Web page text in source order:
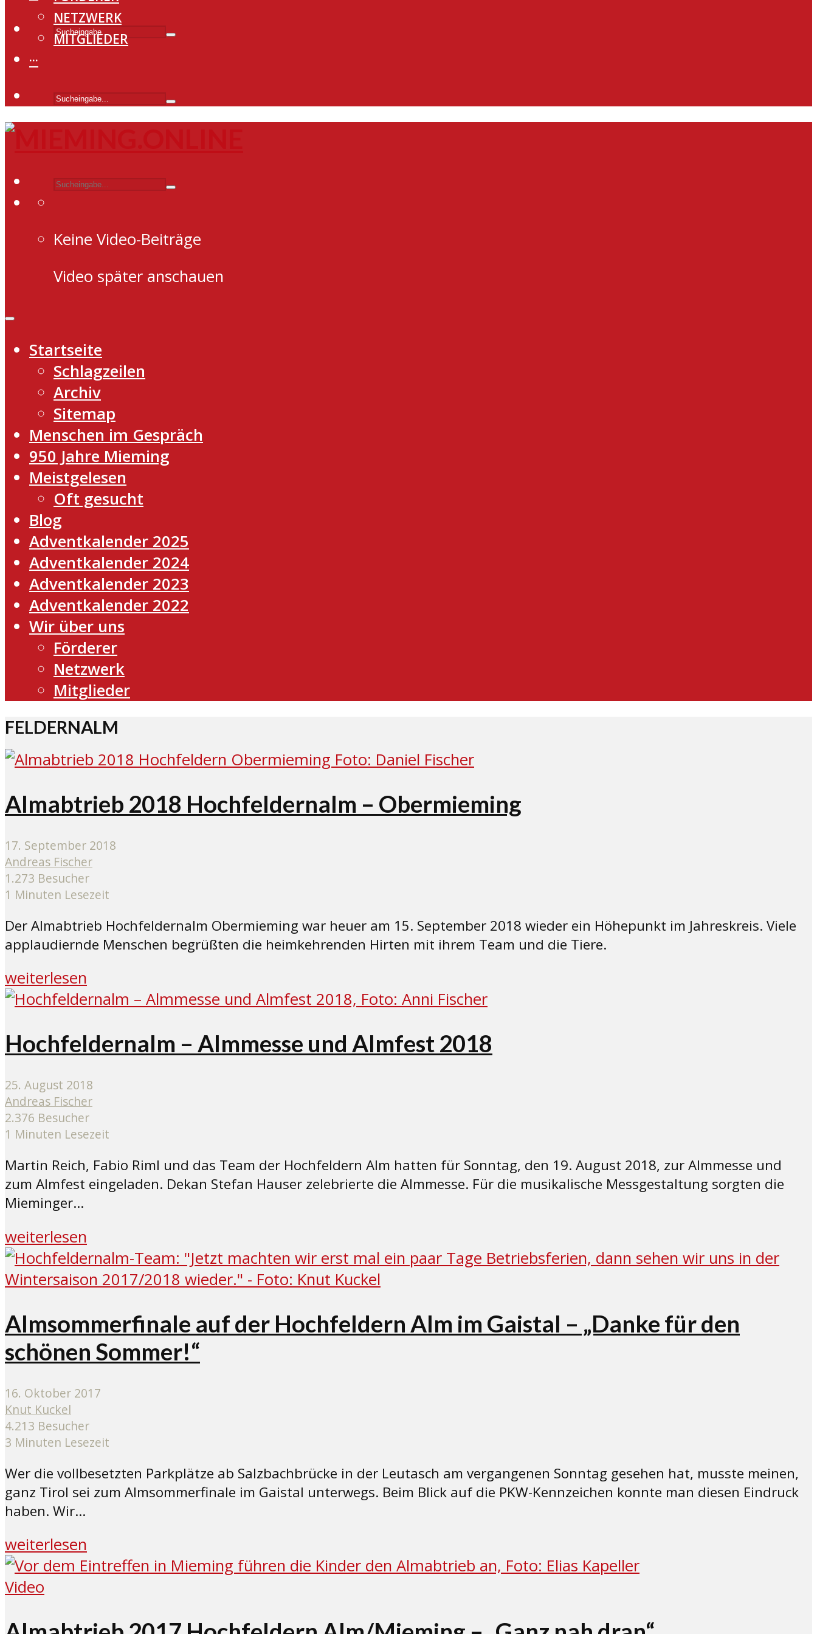
NETZWERK
MITGLIEDER
···
Keine Video-Beiträge
Video später anschauen
Startseite
Schlagzeilen
Archiv
Sitemap
Menschen im Gespräch
950 Jahre Mieming
Meistgelesen
Oft gesucht
Blog
Adventkalender 2025
Adventkalender 2024
Adventkalender 2023
Adventkalender 2022
Wir über uns
Förderer
Netzwerk
Mitglieder
FELDERNALM
Almabtrieb 2018 Hochfeldernalm – Obermieming
17. September 2018
Andreas Fischer
1.273 Besucher
1 Minuten Lesezeit
Der Almabtrieb Hochfeldernalm Obermieming war heuer am 15. September 2018 wieder ein Höhepunkt im Jahreskreis. Viele
applaudiernde Menschen begrüßten die heimkehrenden Hirten mit ihrem Team und die Tiere.
weiterlesen
Hochfeldernalm – Almmesse und Almfest 2018
25. August 2018
Andreas Fischer
2.376 Besucher
1 Minuten Lesezeit
Martin Reich, Fabio Riml und das Team der Hochfeldern Alm hatten für Sonntag, den 19. August 2018, zur Almmesse und
zum Almfest eingeladen. Dekan Stefan Hauser zelebrierte die Almmesse. Für die musikalische Messgestaltung sorgten die
Mieminger...
weiterlesen
Almsommerfinale auf der Hochfeldern Alm im Gaistal – „Danke für den
schönen Sommer!“
16. Oktober 2017
Knut Kuckel
4.213 Besucher
3 Minuten Lesezeit
Wer die vollbesetzten Parkplätze ab Salzbachbrücke in der Leutasch am vergangenen Sonntag gesehen hat, musste meinen,
ganz Tirol sei zum Almsommerfinale im Gaistal unterwegs. Beim Blick auf die PKW-Kennzeichen konnte man diesen Eindruck
haben. Wir...
weiterlesen
Video